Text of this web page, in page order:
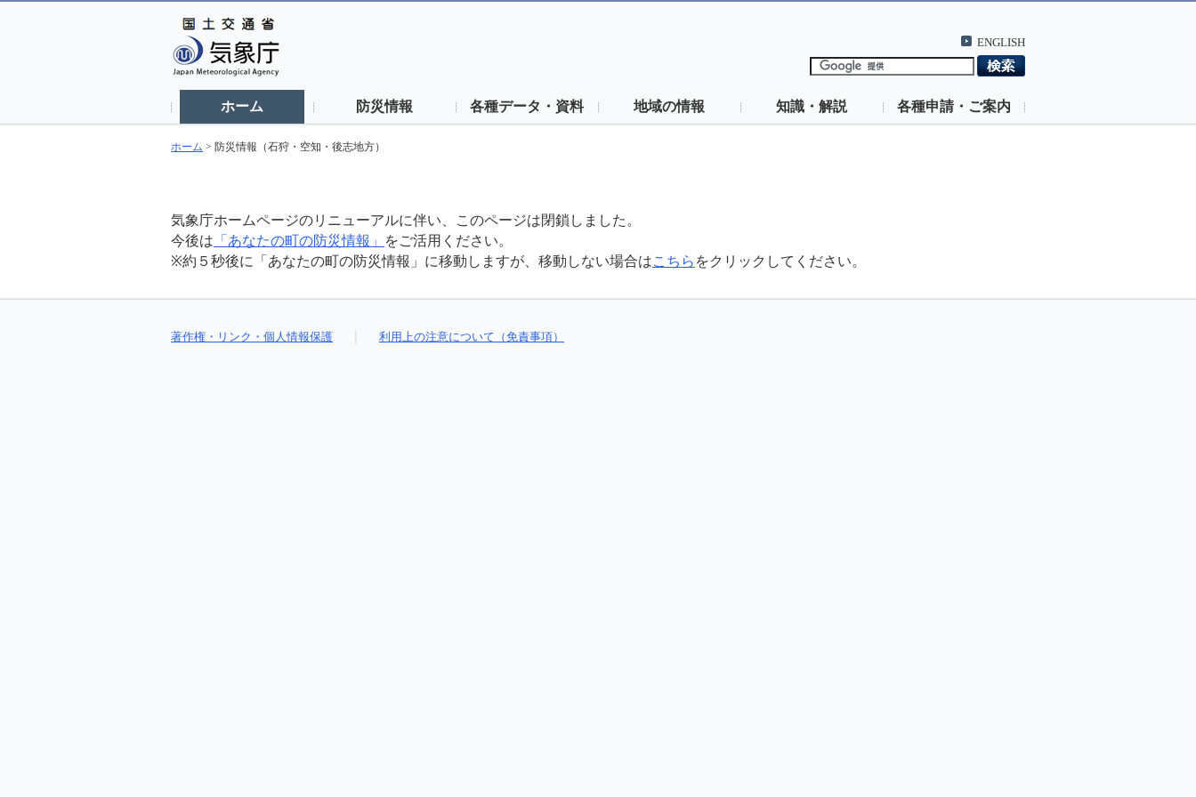
ENGLISH
ホーム 防災情報 各種データ・資料 地域の情報 知識・解説 各種申請・ご案内
ホーム > 防災情報（石狩・空知・後志地方）
気象庁ホームページのリニューアルに伴い、このページは閉鎖しました。
今後は 「あなたの町の防災情報」
をご活用ください。
※約５秒後に「あなたの町の防災情報」に移動しますが、移動しない場合はこちら をクリックしてください。
著作権・リンク・個人情報保護 利用上の注意について（免責事項）